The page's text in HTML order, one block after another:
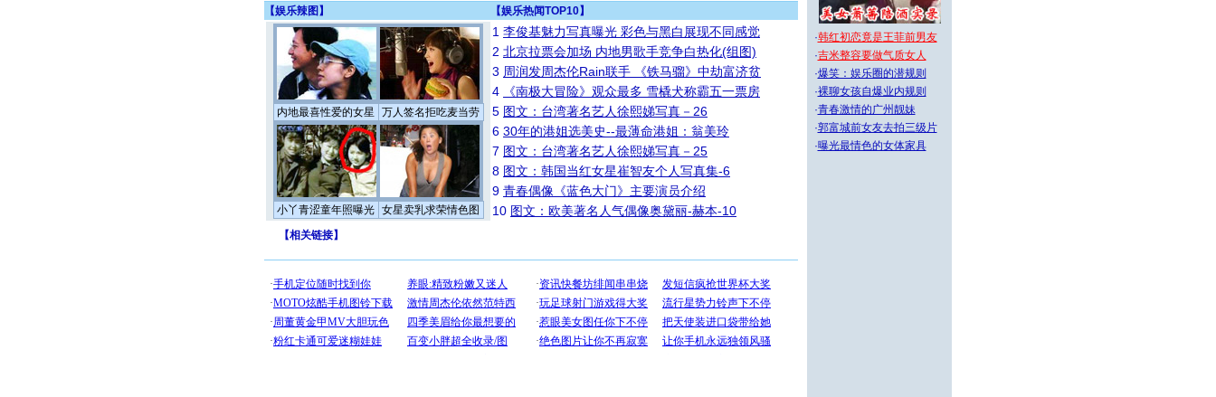
【娱乐辣图 】 【娱乐热闻TOP10】
内地最喜性爱的女星 万人签名拒吃麦当劳
小丫青涩童年照曝光 女星卖乳求荣情色图
1 李俊基魅力写真曝光 彩色与黑白展现不同感觉
2 北京拉票会加场 内地男歌手竞争白热化(组图)
3 周润发周杰伦Rain联手 《铁马骝》中劫富济贫
4
《南极大冒险》观众最多 雪橇犬称霸五一票房
5 图文：台湾著名艺人徐熙娣写真－26
6 30年的港姐选美史--最薄命港姐：翁美玲
7 图文：台湾著名艺人徐熙娣写真－25
8 图文：韩国当红女星崔智友个人写真集-6
9 青春偶像《蓝色大门》主要演员介绍
10 图文：欧美著名人气偶像奥黛丽-赫本-10
【相关链接】
·韩红初恋竟是王菲前男友
·吉米整容要做气质女人
·爆笑：娱乐圈的潜规则
·裸聊女孩自爆业内规则
·青春激情的广州靓妹
·郭富城前女友去拍三级片
·曝光最情色的女体家具